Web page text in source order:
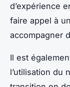
d’expérience
faire appel à
accompagner
Il est
l’utilisation du